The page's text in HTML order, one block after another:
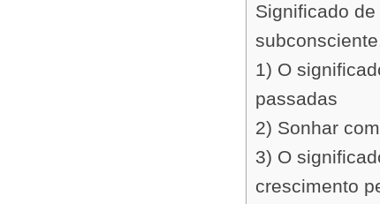
Significado
1) O
passadas
2) Sonhar
3) O
crescimento